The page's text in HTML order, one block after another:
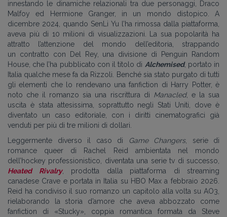
innestando le dinamiche relazionali tra due personaggi, Draco
Malfoy ed Hermione Granger, in un mondo distopico. A
dicembre 2024, quando SenLi Yu l’ha rimossa dalla piattaforma,
aveva più di 10 milioni di visualizzazioni. La sua popolarità ha
attratto l’attenzione del mondo dell’editoria, strappando
un contratto con Del Rey, una divisione di Penguin Random
House, che l’ha pubblicato con il titolo di Alchemised, portato in
Italia qualche mese fa da Rizzoli. Benché sia stato purgato di tutti
gli elementi che lo rendevano una fanfiction di Harry Potter, è
noto che il romanzo sia una riscrittura di Manacled, e la sua
uscita è stata attesissima, soprattutto negli Stati Uniti, dove è
diventato un caso editoriale, con i diritti cinematografici già
venduti per più di tre milioni di dollari.
Leggermente diverso il caso di Game Changers, serie di
romance queer di Rachel Reid ambientata nel mondo
dell’hockey professionistico, diventata una serie tv di successo,
Heated Rivalry, prodotta dalla piattaforma di streaming
canadese Crave e portata in Italia su HBO Max a febbraio 2026.
Reid ha condiviso il suo romanzo un capitolo alla volta su AO3,
rielaborando la storia d’amore che aveva abbozzato come
fanfiction di «Stucky», coppia romantica formata da Steve